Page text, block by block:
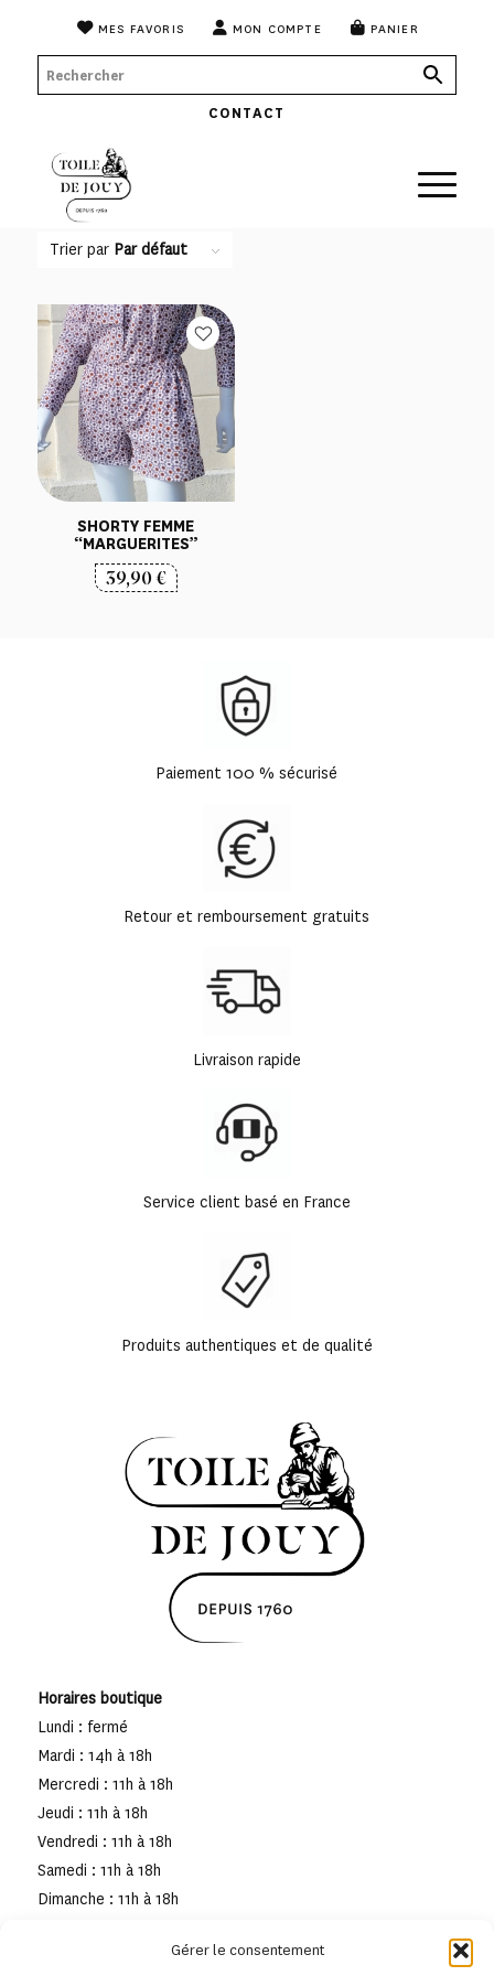
Gérer le consentement
MES FAVORIS MON COMPTE PANIER
CONTACT
Trier par Par défaut
SHORTY FEMME
“MARGUERITES”
39,90€
Paiement 100 % sécurisé
Retour et remboursement gratuits
Livraison rapide
Service client basé en France
Produits authentiques et de qualité
Horaires boutique
Lundi : fermé
Mardi : 14h à 18h
Mercredi : 11h à 18h
Jeudi : 11h à 18h
Vendredi : 11h à 18h
Samedi : 11h à 18h
Dimanche : 11h à 18h